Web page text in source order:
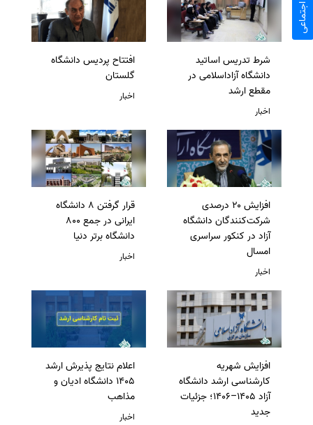
شرط تدریس اساتید
دانشگاه آزاداسلامی در
مقطع ارشد
اخبار
افتتاح پردیس دانشگاه
گلستان
اخبار
افزایش ۲۰ درصدی
شرکت‌کنندگان دانشگاه
آزاد در کنکور سراسری
امسال
اخبار
قرار گرفتن 8 دانشگاه
ایرانی در جمع 800
دانشگاه برتر دنیا
اخبار
افزایش شهریه
کارشناسی ارشد دانشگاه
آزاد 1405–1406؛ جزئیات
جدید
اعلام نتایج پذیرش ارشد
1405 دانشگاه ادیان و
مذاهب
اخبار